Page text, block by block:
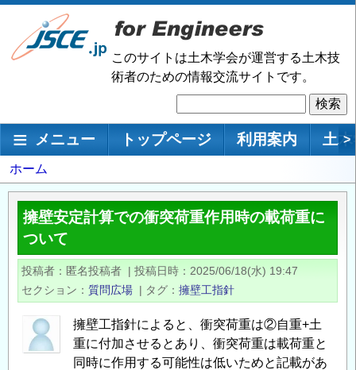
メ
ン
移
このサイトは土木学会が運営する土木技
術者のための情報交流サイトです。
索
メインナビゲーション
メニュー トップページ 利用案内 土 >
パ
ン
く
ず
ホーム
擁壁安定計算での衝突荷重作用時の載荷重に
ついて
投稿者 匿名投稿者 | 投稿日時
2025/06/18(水) 19:47
セクション
質問広場 | タグ 擁壁工指針
擁壁工指針によると、衝突荷重は②自重+土
重に付加させるとあり、衝突荷重は載荷重と
同時に作用する可能性は低いためと記載があ